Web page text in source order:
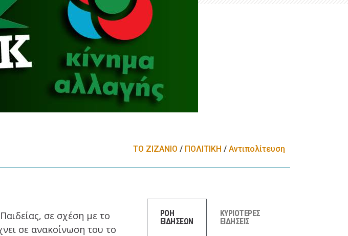
ΤΟ ΖΙΖΑΝΙΟ / ΠΟΛΙΤΙΚΗ / Αντιπολίτευση
σε σχέση με το
σε ανακοίνωση του το
ΡΟΗ
ΕΙΔΗΣΕΩΝ
ΚΥΡΙΟΤΕΡΕΣ
ΕΙΔΗΣΕΙΣ